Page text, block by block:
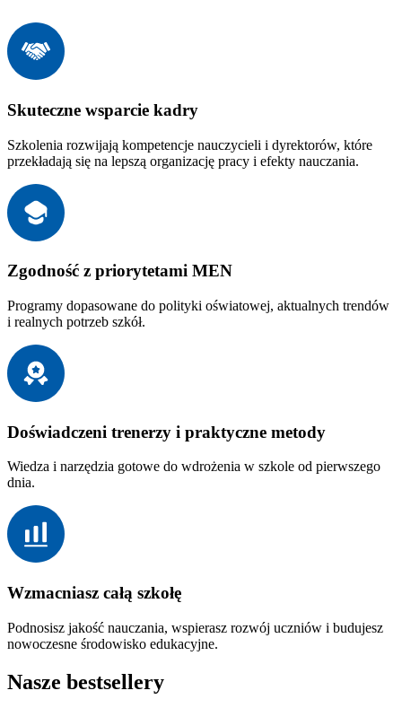
Skuteczne wsparcie kadry
Szkolenia rozwijają kompetencje nauczycieli i dyrektorów, które
przekładają się na lepszą organizację pracy i efekty nauczania.
Zgodność z priorytetami MEN
Programy dopasowane do polityki oświatowej, aktualnych trendów
i realnych potrzeb szkół.
Doświadczeni trenerzy i praktyczne metody
Wiedza i narzędzia gotowe do wdrożenia w szkole od pierwszego
dnia.
Wzmacniasz całą szkołę
Podnosisz jakość nauczania, wspierasz rozwój uczniów i budujesz
nowoczesne środowisko edukacyjne.
Nasze bestsellery